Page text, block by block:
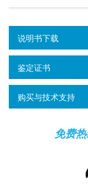
说明书下载
鉴定证书
购买与技术支持
免费